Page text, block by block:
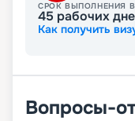
СРОК ВЫПОЛНЕНИЯ
45 рабочих
Как получить
Вопросы-